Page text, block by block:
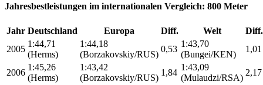
Jahresbestleistungen im internationalen Vergleich: 800 Meter
Jahr Deutschland Europa Diff. Welt
Diff.
2005
1:44,71
(Herms)
1:44,18
(Borzakovskiy/RUS)
0,53
1:43,70
(Bungei/KEN)
1,01
2006
1:45,26
(Herms)
1:43,42
(Borzakovskiy/RUS)
1,84
1:43,09
(Mulaudzi/RSA)
2,17